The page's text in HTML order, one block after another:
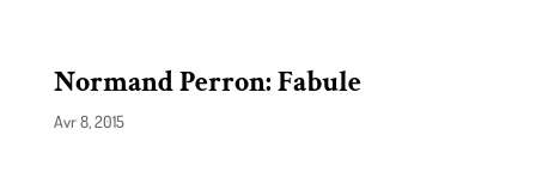
Normand Perron: Fabule
Avr 8, 2015